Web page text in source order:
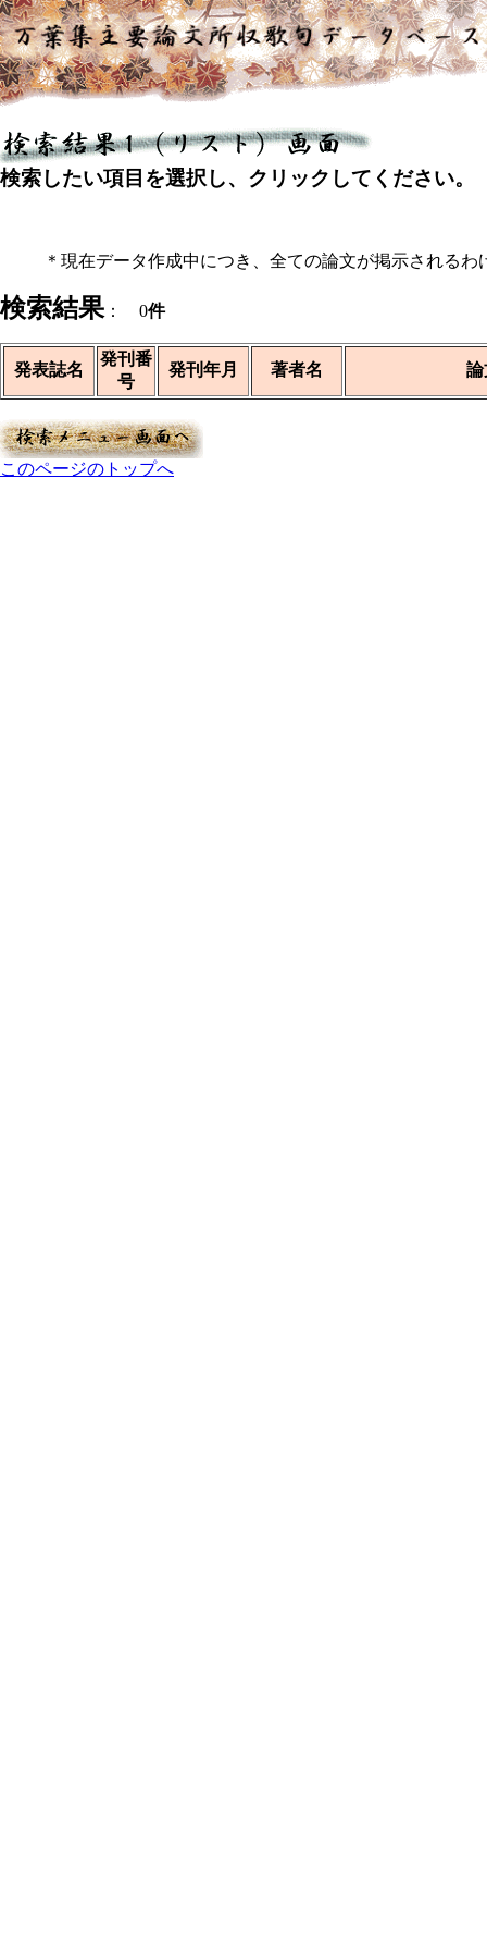
検索したい項目を選択し、クリックしてください。
＊現在データ作成中につき、全ての論文が掲示されるわ
検索結果 ： 0件
発表誌名
発刊番
号
発刊年月 著者名 論
このページのトップへ